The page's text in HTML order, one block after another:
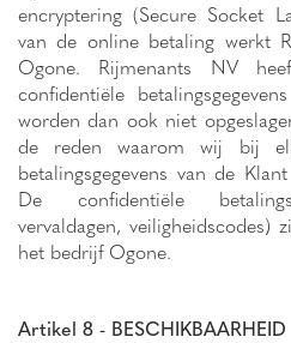
encryptering (Secure Socket
van de online betaling werkt
Ogone. Rijmenants NV
confidentiële
worden dan ook niet
de reden waarom wij bij
betalingsgegevens van de
De confidentiële
vervaldagen, veiligheidscodes)
het bedrijf Ogone.
Artikel 8 - BESCHIKBAARHEID